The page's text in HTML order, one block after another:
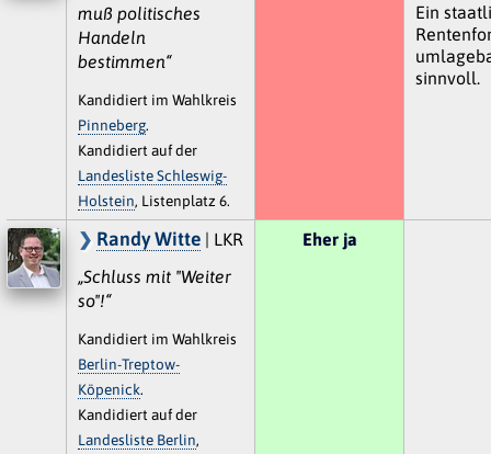
muß politisches
Handeln
bestimmen“
Kandidiert im Wahlkreis
Pinneberg.
Kandidiert auf der
Landesliste Schleswig-
Holstein, Listenplatz 6.
Ein
sinnvoll.
Randy Witte| LKR
„Schluss mit "Weiter
so"!“
Kandidiert im Wahlkreis
Berlin-Treptow-
Köpenick.
Kandidiert auf der
Landesliste Berlin,
Eher ja